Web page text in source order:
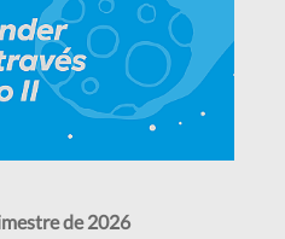
de 2026